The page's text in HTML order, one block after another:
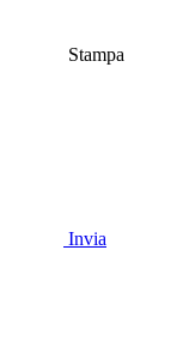
Stampa
Invia